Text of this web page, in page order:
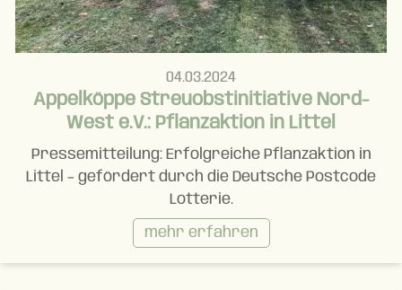
04.03.2024
Appelköppe Streuobstinitiative Nord-
West e.V.: Pflanzaktion in Littel
Pressemitteilung: Erfolgreiche Pflanzaktion in
Littel – gefördert durch die Deutsche Postcode
Lotterie.
mehr erfahren